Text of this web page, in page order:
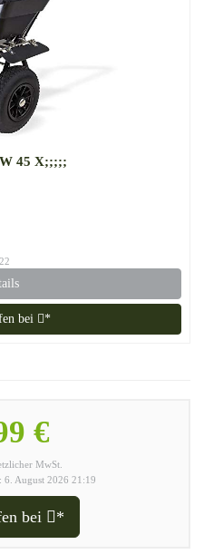
45 X;;;;;
bei *
€
MwSt.
6. August 2026 21:19
bei *